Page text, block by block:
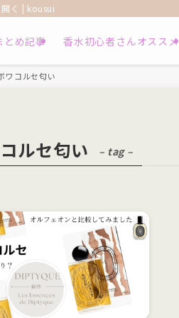
く | kousui
とめ記事 香水初心者さんオススメ
ワコルセ匂い
ルセ匂い – tag –